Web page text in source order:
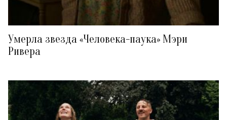
Умерла звезда «Человека-паука» Мэри
Ривера